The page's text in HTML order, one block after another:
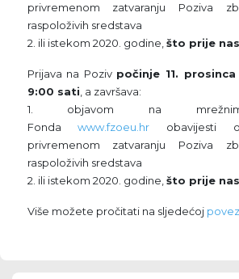
privremenom zatvaranju Poziva
raspoloživih sredstava
2. ili istekom 2020. godine, što prije
Prijava na Poziv počinje 11.
9:00 sati , a završava:
1. objavom na mrežnim
Fondawww.fzoeu.hr obavijesti
privremenom zatvaranju Poziva
raspoloživih sredstava
2. ili istekom 2020. godine, što prije
Više možete pročitati na sljedećoj